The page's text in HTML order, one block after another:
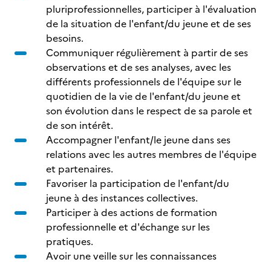
pluriprofessionnelles, participer à l'évaluation
de la situation de l'enfant/du jeune et de ses
besoins.
Communiquer régulièrement à partir de ses
observations et de ses analyses, avec les
différents professionnels de l'équipe sur le
quotidien de la vie de l'enfant/du jeune et
son évolution dans le respect de sa parole et
de son intérêt.
Accompagner l'enfant/le jeune dans ses
relations avec les autres membres de l'équipe
et partenaires.
Favoriser la participation de l'enfant/du
jeune à des instances collectives.
Participer à des actions de formation
professionnelle et d'échange sur les
pratiques.
Avoir une veille sur les connaissances